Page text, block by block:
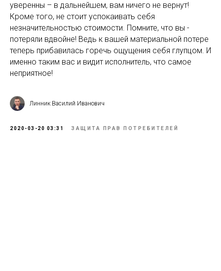
уверенны – в дальнейшем, вам ничего не вернут!
Кроме того, не стоит успокаивать себя
незначительностью стоимости. Помните, что вы -
потеряли вдвойне! Ведь к вашей материальной потере
теперь прибавилась горечь ощущения себя глупцом. И
именно таким вас и видит исполнитель, что самое
неприятное!
Линник Василий Иванович
2020-03-20 03:31 ЗАЩИТА ПРАВ ПОТРЕБИТЕЛЕЙ